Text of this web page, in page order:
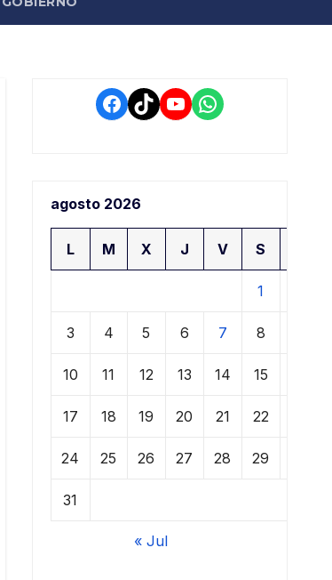
Facebook
TikTokYouTube
WhatsApp
agosto 2026
L M X J V S
1
3 4 5 6 7 8
10 11 12 13 14 15
17 18 19 20 21 22
24 25 26 27 28 29
31
« Jul